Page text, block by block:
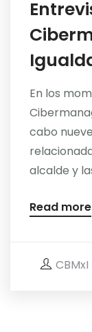
En los
cabo
alcalde y
Read more
CBMxI